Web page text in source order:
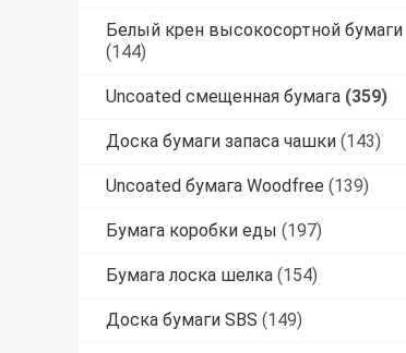
Белый крен высокосортной бумаги
(144)
Uncoated смещенная бумага (359)
Доска бумаги запаса чашки (143)
Uncoated бумага Woodfree (139)
Бумага коробки еды (197)
Бумага лоска шелка (154)
Доска бумаги SBS (149)